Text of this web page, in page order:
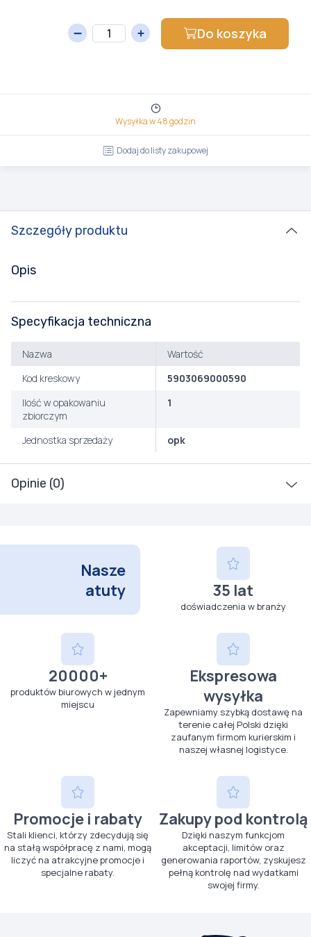
Do koszyka
Wysyłka w 48 godzin
Dodaj do listy zakupowej
Szczegóły produktu
Opinie (0)
Opis
Specyfikacja techniczna
Nazwa
Wartość
Kod kreskowy
5903069000590
Ilość w opakowaniu
zbiorczym
1
Jednostka sprzedaży opk
Nasze
atuty
35 lat
doświadczenia w branży
20000+
produktów biurowych w jednym
miejscu
Ekspresowa
wysyłka
Zapewniamy szybką dostawę na
terenie całej Polski dzięki
zaufanym firmom kurierskim i
naszej własnej logistyce.
Promocje i rabaty
Stali klienci, którzy zdecydują się
na stałą współpracę z nami, mogą
liczyć na atrakcyjne promocje i
specjalne rabaty.
Zakupy pod kontrolą
Dzięki naszym funkcjom
akceptacji, limitów oraz
generowania raportów, zyskujesz
pełną kontrolę nad wydatkami
swojej firmy.